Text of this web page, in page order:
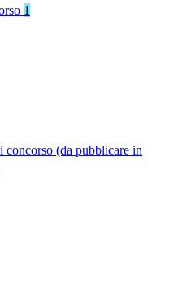
1
concorso (da pubblicare in